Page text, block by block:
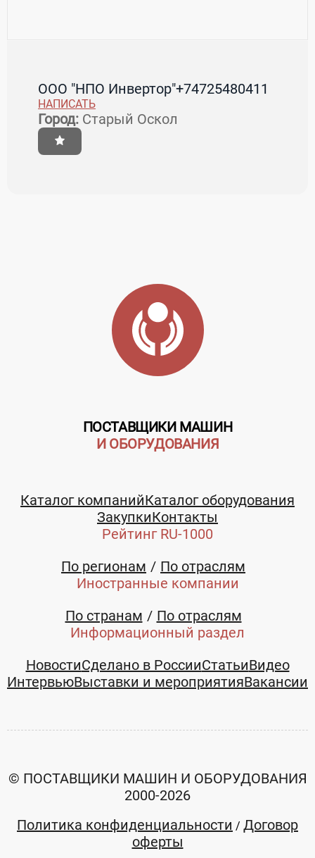
ООО "НПО Инвертор"+74725480411
НАПИСАТЬ
Город: Старый Оскол
ПОСТАВЩИКИ МАШИН
И ОБОРУДОВАНИЯ
Каталог компанийКаталог оборудования
ЗакупкиКонтакты
Рейтинг RU-1000
По регионам
По отраслям
Иностранные компании
По странам
По отраслям
Информационный раздел
НовостиСделано в РоссииСтатьиВидео
ИнтервьюВыставки и мероприятияВакансии
© ПОСТАВЩИКИ МАШИН И ОБОРУДОВАНИЯ
2000-2026
Политика конфиденциальности / Договор
оферты